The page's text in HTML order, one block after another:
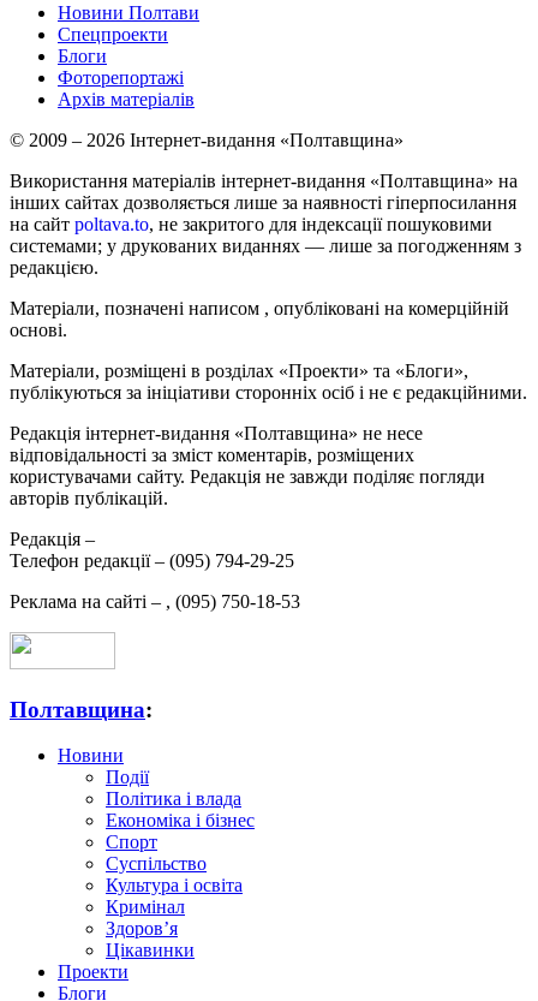
Новини Полтави
Спецпроекти
Блоги
Фоторепортажі
Архів матеріалів
© 2009 – 2026 Інтернет-видання «Полтавщина»
Використання матеріалів інтернет-видання «Полтавщина» на
інших сайтах дозволяється лише за наявності гіперпосилання
на сайт poltava.to, не закритого для індексації пошуковими
системами; у друкованих виданнях — лише за погодженням з
редакцією.
Матеріали, позначені написом , опубліковані на комерційній
основі.
Матеріали, розміщені в розділах «Проекти» та «Блоги»,
публікуються за ініціативи сторонніх осіб і не є редакційними.
Редакція інтернет-видання «Полтавщина» не несе
відповідальності за зміст коментарів, розміщених
користувачами сайту. Редакція не завжди поділяє погляди
авторів публікацій.
Редакція –
Телефон редакції – (095) 794-29-25
Реклама на сайті – , (095) 750-18-53
Полтавщина:
Новини
Події
Політика і влада
Економіка і бізнес
Спорт
Суспільство
Культура і освіта
Кримінал
Здоров’я
Цікавинки
Проекти
Блоги